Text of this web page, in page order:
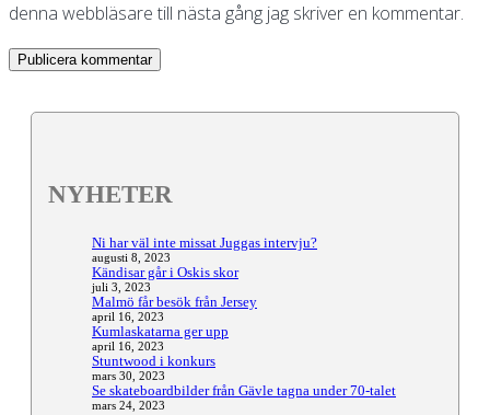
denna webbläsare till nästa gång jag skriver en kommentar.
NYHETER
Ni har väl inte missat Juggas intervju?
augusti 8, 2023
Kändisar går i Oskis skor
juli 3, 2023
Malmö får besök från Jersey
april 16, 2023
Kumlaskatarna ger upp
april 16, 2023
Stuntwood i konkurs
mars 30, 2023
Se skateboardbilder från Gävle tagna under 70-talet
mars 24, 2023